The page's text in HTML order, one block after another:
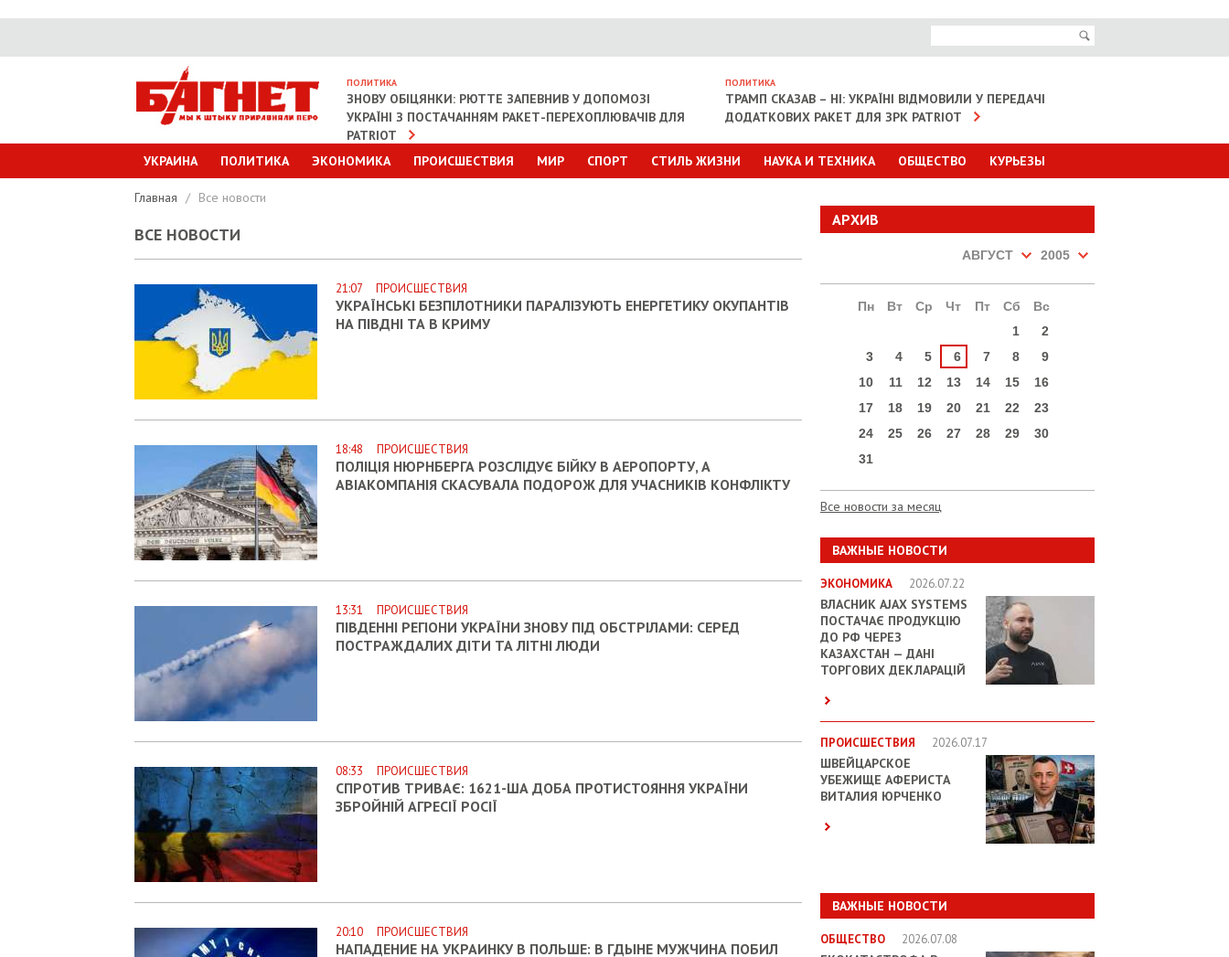
ПОЛИТИКА
ЗНОВУ ОБІЦЯНКИ: РЮТТЕ ЗАПЕВНИВ У ДОПОМОЗІ
УКРАЇНІ З ПОСТАЧАННЯМ РАКЕТ-ПЕРЕХОПЛЮВАЧІВ ДЛЯ
PATRIOT
ПОЛИТИКА
ТРАМП СКАЗАВ – НІ: УКРАЇНІ ВІДМОВИЛИ У ПЕРЕДАЧІ
ДОДАТКОВИХ РАКЕТ ДЛЯ ЗРК PATRIOT
УКРАИНА ПОЛИТИКА ЭКОНОМИКА ПРОИСШЕСТВИЯ МИР СПОРТ СТИЛЬ ЖИЗНИ НАУКА И ТЕХНИКА ОБЩЕСТВО КУРЬЕЗЫ
АРХИВ
АВГУСТ 2005
Пн Вт Ср Чт Пт Сб
Вс
1
2
3
4 5 6 7 8
9
10
11 12 13 14 15
16
17
18 19 20 21 22
23
24
25 26 27 28 29
30
31
Все новости за месяц
ВАЖНЫЕ НОВОСТИ
ЭКОНОМИКА 2026.07.22
ВЛАСНИК AJAX SYSTEMS
ПОСТАЧАЄ ПРОДУКЦІЮ
ДО РФ ЧЕРЕЗ
КАЗАХСТАН — ДАНІ
ТОРГОВИХ ДЕКЛАРАЦІЙ
ПРОИСШЕСТВИЯ 2026.07.17
ШВЕЙЦАРСКОЕ
УБЕЖИЩЕ АФЕРИСТА
ВИТАЛИЯ ЮРЧЕНКО
ВАЖНЫЕ НОВОСТИ
ОБЩЕСТВО 2026.07.08
Главная / Все новости
ВСЕ НОВОСТИ
21:07 ПРОИСШЕСТВИЯ
УКРАЇНСЬКІ БЕЗПІЛОТНИКИ ПАРАЛІЗУЮТЬ ЕНЕРГЕТИКУ ОКУПАНТІВ
НА ПІВДНІ ТА В КРИМУ
18:48 ПРОИСШЕСТВИЯ
ПОЛІЦІЯ НЮРНБЕРГА РОЗСЛІДУЄ БІЙКУ В АЕРОПОРТУ, А
АВІАКОМПАНІЯ СКАСУВАЛА ПОДОРОЖ ДЛЯ УЧАСНИКІВ КОНФЛІКТУ
13:31 ПРОИСШЕСТВИЯ
ПІВДЕННІ РЕГІОНИ УКРАЇНИ ЗНОВУ ПІД ОБСТРІЛАМИ: СЕРЕД
ПОСТРАЖДАЛИХ ДІТИ ТА ЛІТНІ ЛЮДИ
08:33 ПРОИСШЕСТВИЯ
СПРОТИВ ТРИВАЄ: 1621-ША ДОБА ПРОТИСТОЯННЯ УКРАЇНИ
ЗБРОЙНІЙ АГРЕСІЇ РОСІЇ
20:10 ПРОИСШЕСТВИЯ
НАПАДЕНИЕ НА УКРАИНКУ В ПОЛЬШЕ: В ГДЫНЕ МУЖЧИНА ПОБИЛ